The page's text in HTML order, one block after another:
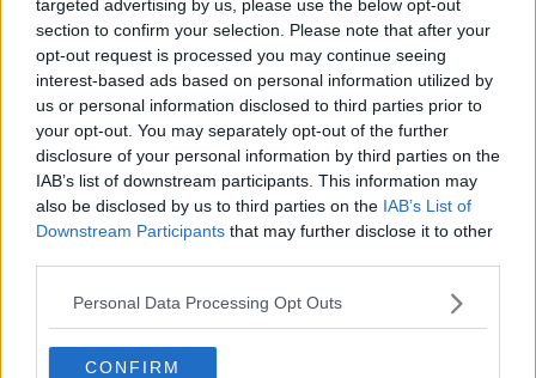
targeted advertising by us, please use the below opt-out
section to confirm your selection. Please note that after your
opt-out request is processed you may continue seeing
interest-based ads based on personal information utilized by
us or personal information disclosed to third parties prior to
your opt-out. You may separately opt-out of the further
disclosure of your personal information by third parties on the
IAB’s list of downstream participants. This information may
also be disclosed by us to third parties on the IAB’s List of
Downstream Participants that may further disclose it to other
Personal Data Processing Opt Outs
CONFIRM
l’arcivescovo di Pisa Giovanni Paolo Benotto presiederà una
solenne liturgia all’interno della quale verrà ufficialmente data
lettura del decreto firmato da Papa Francesco con cui
Coccapani è stato proclamato Venerabile. Nato a Calcinaia il 23
giugno 1849, sesto dei sette figli Lodovico perse prestissimo
entrambi i genitori e tre dei suoi fratelli in tenera età; crebbe
assieme alle sorelle Teresina, Rosina ed il fratello don Lionello
che fu canonico della Primaziale Pisana.
Diplomatosi a Pisa, esercitò per breve tempo la professione di
insegnante elementare, dismessi gli abiti del maestro e dopo aver
lavorato per quattro anni come esattore della Camera di
propria vita all’assistenza del prossimo ed alla catechesi dei
fanciulli.